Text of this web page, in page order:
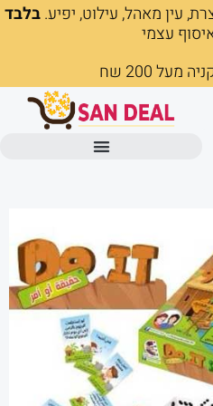
עין מאהל, עילוט, יפיע.בלבד
עצמי
200 שח